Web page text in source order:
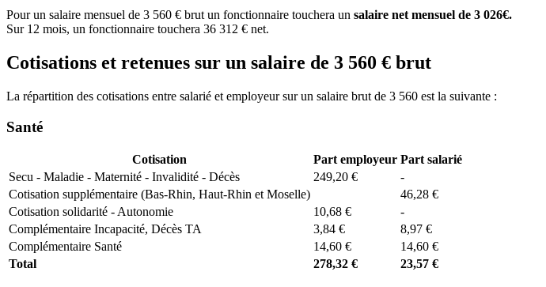
Pour un salaire mensuel de 3 560 € brut un fonctionnaire touchera un salaire net mensuel de 3 026€.
Sur 12 mois, un fonctionnaire touchera 36 312 € net.
Cotisations et retenues sur un salaire de 3 560 € brut
La répartition des cotisations entre salarié et employeur sur un salaire brut de 3 560 est la suivante :
Santé
Cotisation Part employeur Part salarié
Secu - Maladie - Maternité - Invalidité - Décès
249,20 €
-
Cotisation supplémentaire (Bas-Rhin, Haut-Rhin et Moselle)
46,28 €
Cotisation solidarité - Autonomie
10,68 €
-
Complémentaire Incapacité, Décès TA
3,84 €
8,97 €
Complémentaire Santé
14,60 €
14,60 €
Total
278,32 € 23,57 €